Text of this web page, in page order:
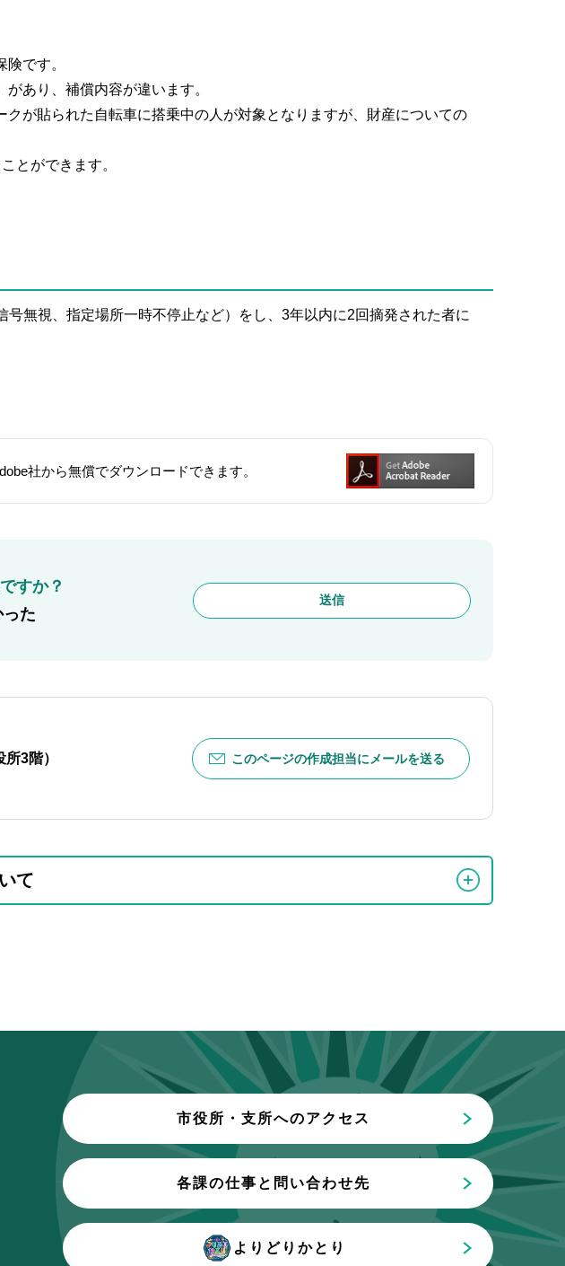
です。
あり、補償内容が違います。
が貼られた自転車に搭乗中の人が対象となりますが、財産についての
とができます。
無視、指定場所一時不停止など）をし、3年以内に2回摘発された者に
社から無償でダウンロードできます。
すか？
た
3階）
このページの作成担当にメールを送る
て
市役所・支所へのアクセス
各課の仕事と問い合わせ先
よりどりかとり